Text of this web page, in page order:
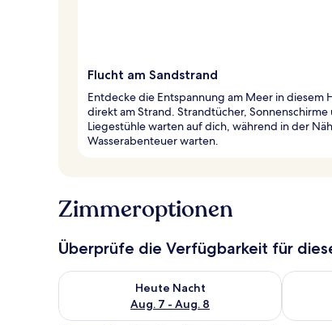
Flucht am Sandstrand
Entdecke die Entspannung am Meer in diesem
direkt am Strand. Strandtücher, Sonnenschirme
Liegestühle warten auf dich, während in der
Wasserabenteuer warten.
Zimmeroptionen
Überprüfe die Verfügbarkeit für
Heute Nacht
Aug. 7 - Aug. 8
Überprüfe die Verfügbarkeit für heute Nacht,